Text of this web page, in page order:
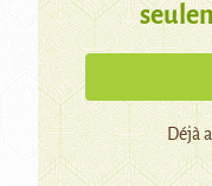
Déjà